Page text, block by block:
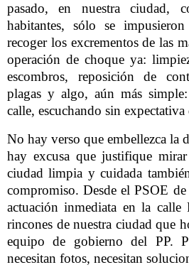
pasado, en nuestra ciudad,
habitantes, sólo se
recoger los excrementos de las
operación de choque ya:
escombros, reposición de
plagas y algo, aún más
calle, escuchando sin
No hay verso que embellezca la
hay excusa que justifique
ciudad limpia y cuidada
compromiso. Desde el PSOE
actuación inmediata en la
rincones de nuestra ciudad que
equipo de gobierno del PP.
necesitan fotos, necesitan